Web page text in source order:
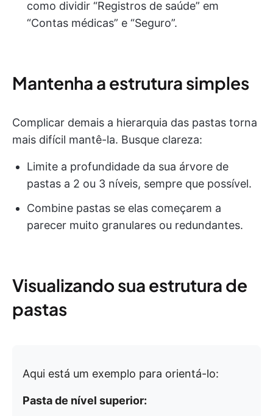
como dividir “Registros de saúde” em
“Contas médicas” e “Seguro”.
Mantenha a estrutura simples
Complicar demais a hierarquia das pastas torna
mais difícil mantê-la. Busque clareza:
Limite a profundidade da sua árvore de
pastas a 2 ou 3 níveis, sempre que possível.
Combine pastas se elas começarem a
parecer muito granulares ou redundantes.
Visualizando sua estrutura de
pastas
Aqui está um exemplo para orientá-lo:
Pasta de nível superior: